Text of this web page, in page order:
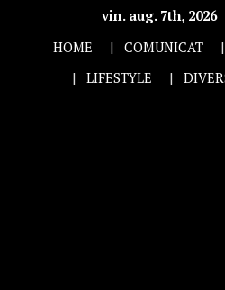
vin. aug. 7th, 2026
HOME
COMUNICAT
LIFESTYLE